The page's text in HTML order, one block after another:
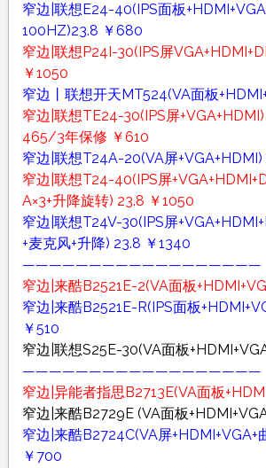
窄边|联想E24-40(IPS面板
100HZ)23.8 ￥680
窄边|联想P24I-30(IPS屏
￥1050
窄边丨联想开天MT524(VA面板
窄边|联想TE24-30(IPS屏
465/3年保修 ￥610
窄边|联想T24A-20(VA屏
窄边|联想T24-40(IPS屏
A×3+升降旋转) 23.8 ￥1050
窄边|联想T24V-30(IPS屏
+麦克风+升降) 23.8 ￥1340
——————————————————
窄边|来酷B2521E-2(VA面板
窄边|来酷B2521E-R(IPS面板
￥510
窄边|联想S25E-30(VA面板
——————————————————
窄边|异能者指思B2713E(VA面板
窄边|来酷B2729E (VA面板
窄边|来酷B2724C(VA屏+HDMI+VGA+
￥700